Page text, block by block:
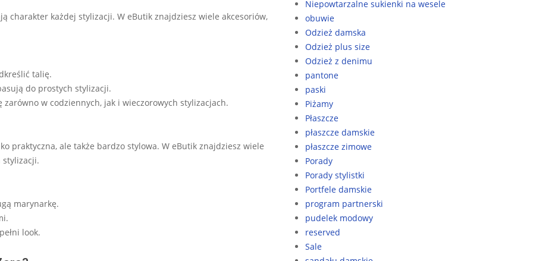
charakter każdej stylizacji. W eButik znajdziesz wiele akcesoriów,
talię.
do prostych stylizacji.
w codziennych, jak i wieczorowych stylizacjach.
praktyczna, ale także bardzo stylowa. W eButik znajdziesz wiele
marynarkę.
look.
Niepowtarzalne sukienki na wesele
obuwie
Odzież damska
Odzież plus size
Odzież z denimu
pantone
paski
Piżamy
Płaszcze
płaszcze damskie
płaszcze zimowe
Porady
Porady stylistki
Portfele damskie
program partnerski
pudelek modowy
reserved
Sale